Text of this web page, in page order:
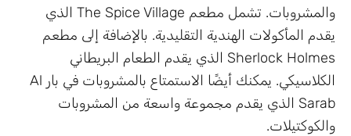
والمشروبات. تشمل مطعم The Spice Village الذي
يقدم المأكولات الهندية التقليدية. بالإضافة إلى مطعم
Sherlock Holmes الذي يقدم الطعام البريطاني
الكلاسيكي. يمكنك أيضًا الاستمتاع بالمشروبات في بار Al
Sarab الذي يقدم مجموعة واسعة من المشروبات
والكوكتيلات.